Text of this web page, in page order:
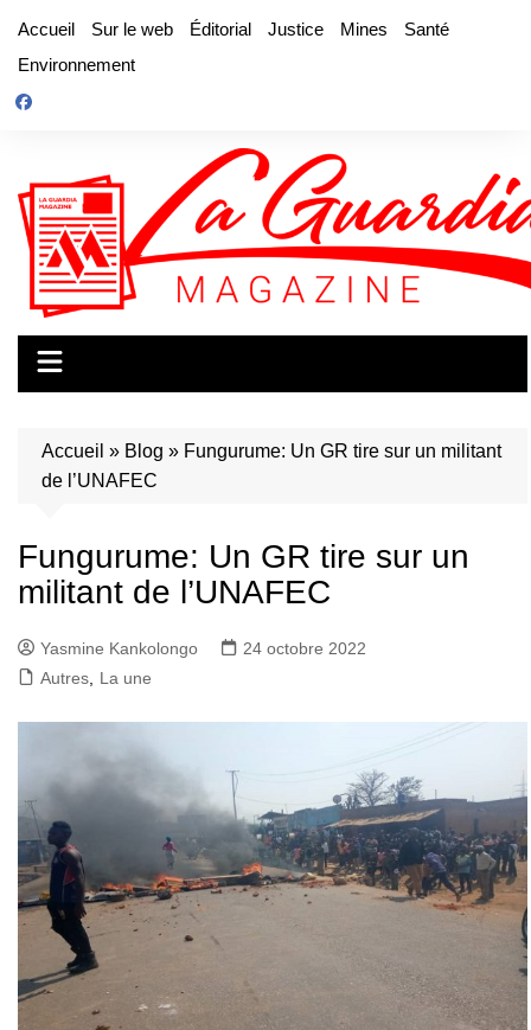
contenu
Accueil Sur le web Éditorial Justice Mines
Santé
Environnement
Accueil » Blog » Fungurume: Un GR tire sur un militant
de l’UNAFEC
Fungurume: Un GR tire sur un
militant de l’UNAFEC
Yasmine Kankolongo
24 octobre 2022
Autres
La une